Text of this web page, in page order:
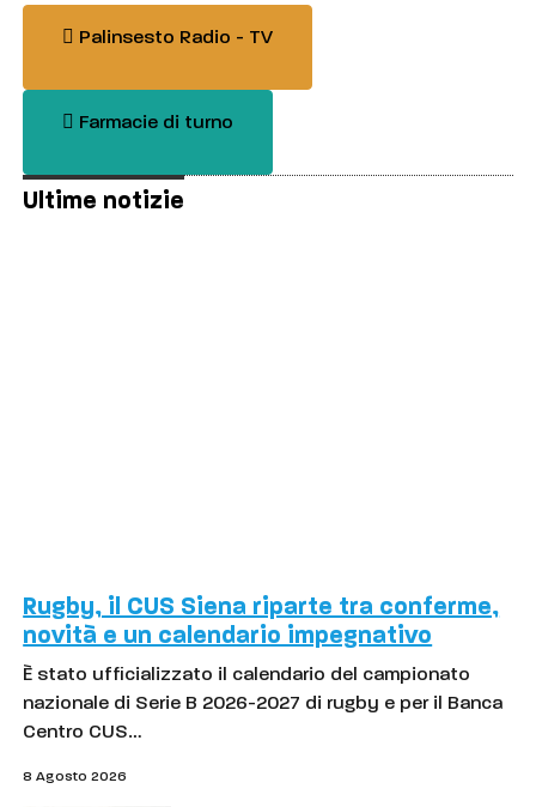
Palinsesto Radio - TV
Farmacie di turno
Ultime notizie
Rugby, il CUS Siena riparte tra conferme,
novità e un calendario impegnativo
È stato ufficializzato il calendario del campionato
nazionale di Serie B 2026-2027 di rugby e per il Banca
Centro CUS…
8 Agosto 2026